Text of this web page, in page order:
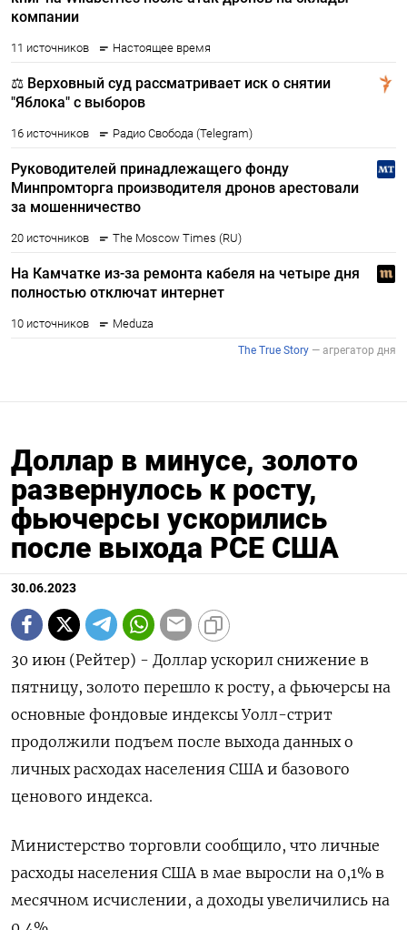
Доллар в минусе, золото
развернулось к росту,
фьючерсы ускорились
после выхода PCE США
30.06.2023
30 июн (Рейтер) - Доллар ускорил снижение в
пятницу, золото перешло к росту, а фьючерсы на
основные фондовые индексы Уолл-стрит
продолжили подъем после выхода данных о
личных расходах населения США и базового
ценового индекса.
Министерство торговли сообщило, что личные
расходы населения США в мае выросли на 0,1% в
месячном исчислении, а доходы увеличились на